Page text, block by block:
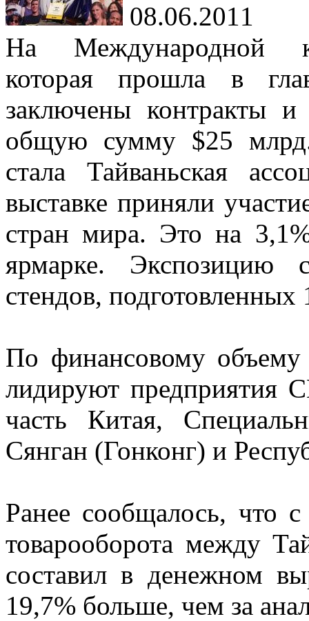
08.06.2011
На Международной
которая прошла в
заключены контракты
общую сумму $25 млрд.
стала Тайваньская
выставке приняли
стран мира. Это на
ярмарке. Экспозицию
стендов,
По финансовому объему
лидируют предприятия
часть Китая,
Сянган (Гонконг) и
Ранее сообщалось, что
товарооборота между
составил в денежном
19,7% больше, чем за